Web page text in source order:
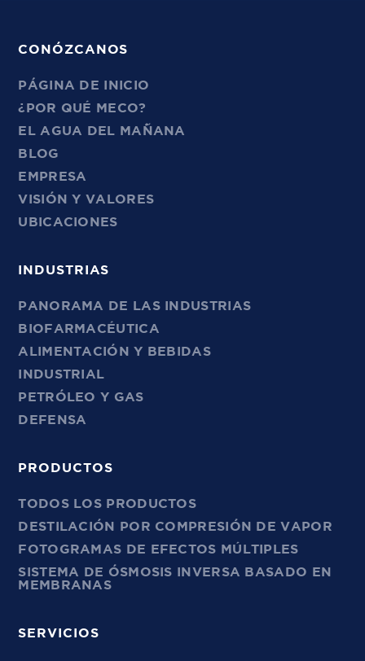
CONÓZCANOS
PÁGINA DE INICIO
¿POR QUÉ MECO?
EL AGUA DEL MAÑANA
BLOG
EMPRESA
VISIÓN Y VALORES
UBICACIONES
INDUSTRIAS
PANORAMA DE LAS INDUSTRIAS
BIOFARMACÉUTICA
ALIMENTACIÓN Y BEBIDAS
INDUSTRIAL
PETRÓLEO Y GAS
DEFENSA
PRODUCTOS
TODOS LOS PRODUCTOS
DESTILACIÓN POR COMPRESIÓN DE VAPOR
FOTOGRAMAS DE EFECTOS MÚLTIPLES
SISTEMA DE ÓSMOSIS INVERSA BASADO EN
MEMBRANAS
SERVICIOS